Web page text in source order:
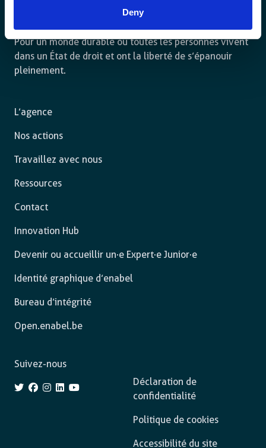
Deny
Pour un monde durable où toutes les personnes vivent
dans un État de droit et ont la liberté de s’épanouir
pleinement.
L’agence
Nos actions
Travaillez avec nous
Ressources
Contact
Innovation Hub
Devenir ou accueillir un·e Expert·e Junior·e
Identité graphique d’enabel
Bureau d’intégrité
Open.enabel.be
Déclaration de
confidentialité
Politique de cookies
Accessibilité du site
Suivez-nous